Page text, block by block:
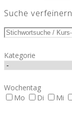
Suche verfeinern
Kategorie
Wochentag
Mo
Di Mi